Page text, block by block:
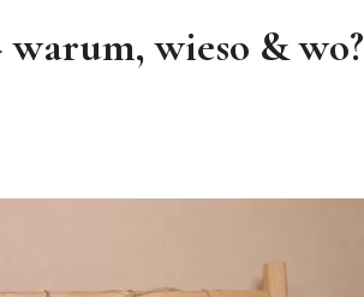
wieso & wo?